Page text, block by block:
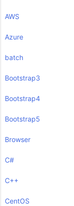
AWS
Azure
batch
Bootstrap3
Bootstrap4
Bootstrap5
Browser
C#
C++
CentOS